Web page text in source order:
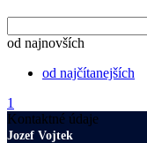
od najnovších
od najčítanejších
1
Kontaktné údaje
Jozef Vojtek